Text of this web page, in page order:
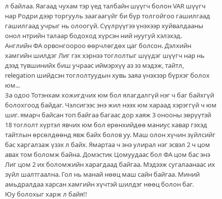
л байлаа. Яагаад чухам тэр үед талбайн шүүгч болон VAR шүүгч
нар Родри дээр торгууль заагаагүйг би бүр толгойгоо гашилгаад
гашилгаад учрыг нь олоогүй. Сүүлрүүгээ үнэхээр хуйвалдааны
онол нтрийн талаар бодоход хүрсэн ний нуугуй хэлэхэд.
Английн ФА орвонгоороо өөрчлөгдөх цаг болсон. Дэлхийн
хамгийн шилдэг Лиг гэх хэрнээ тоглолтыг шүүдэг шүүгч нар нь
дээд түвшинийх биш учраас иймэрхүү аз эз мэдэж, тайтл,
relegation шийдсэн тоглолтуудын хувь заяа үнэхээр бүрхэг болох
юм...
За одоо Тотэнхам хожигдчих юм бол ялагдалгүй нэг ч баг байхгүй
болохгоод байдаг. Чэлсигээс энэ жил нээх юм хараад хэрэггүй ч юм
шиг. ямарч байсан топ байгаа багаас дор хаяж 3 онооны зөрүүтэй
18 тоглолт хүртэл явчих юм бол ерөнхийдөө маниус хавар гэхэд
тайтлын өрсөлдөөнд явж байх болов уу. Маш олон хүчин зүйлсийг
бас харгалзаж үзэх л байх. Ямартаа ч энэ улирал нэг эсвэл 2 ч цом
авах том боломж байна. Домэстик Цомуудаас бол ФА цом бас энэ
Лиг цом 2 их боломжийн харагдаад байгаа. Мэдээж сугалаанаас их
зүйл шалтгаална. Гол нь манай нөөц маш сайн байгаа. Миний
амьдралдаа харсан хамгийн хүчтэй шилдэг нөөц болон баг.
Юу болохыг харж л байя!!